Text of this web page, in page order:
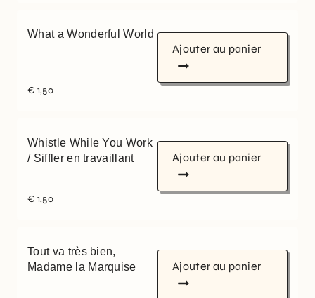
What a Wonderful World
€ 1,50
Ajouter au panier
Whistle While You Work
/ Siffler en travaillant
€ 1,50
Ajouter au panier
Tout va très bien,
Madame la Marquise
Ajouter au panier